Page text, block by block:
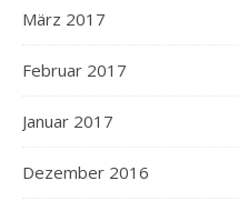
März 2017
Februar 2017
Januar 2017
Dezember 2016